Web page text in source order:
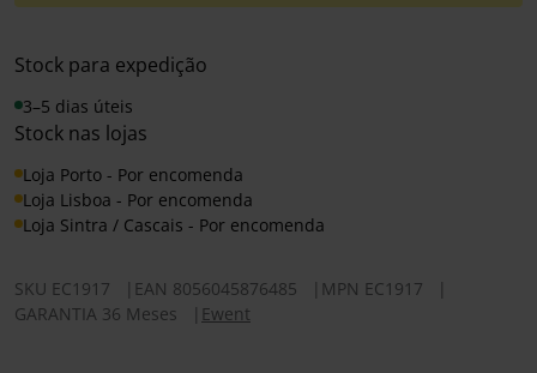
Stock para expedição
3–5 dias úteis
Stock nas lojas
Loja Porto - Por encomenda
Loja Lisboa - Por encomenda
Loja Sintra / Cascais - Por encomenda
SKU EC1917 EAN 8056045876485 MPN EC1917
GARANTIA 36 Meses
Ewent